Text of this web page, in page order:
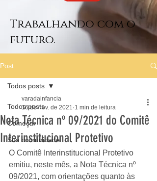
Trabalhando com o
futuro.
Post
Todos posts
Começar
Sua comunidade
Todos posts
Nota Técnica nº 09/2021 do Comitê
Interinstitucional Protetivo
varadainfancia
16 de nov. de 2021 1 min de leitura
O Comitê Interinstitucional Protetivo
emitiu, neste mês, a Nota Técnica nº
09/2021, com orientações quanto às